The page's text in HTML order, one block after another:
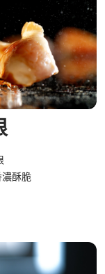
濃酥脆